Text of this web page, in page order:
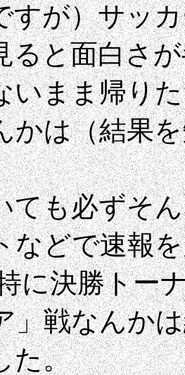
すが）サッ
ると面白さ
いまま帰り
かは（結果
ても必ずそ
などで速報
に決勝トー
」戦なんか
た。